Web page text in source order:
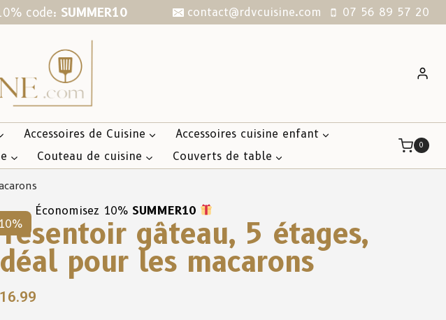
code: SUMMER10 contact@rdvcuisine.com 07 56 89 57 20
Accessoires de Cuisine
Accessoires cuisine enfant
Couteau de cuisine Couverts de table
0
Économisez 10% SUMMER10
gâteau, 5 étages,
pour les macarons
16.99